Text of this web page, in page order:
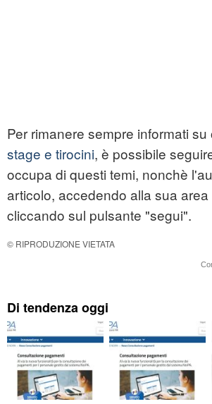
Per rimanere sempre informati
stage e tirocini, è possibile
occupa di questi temi, nonchè
articolo, accedendo alla sua
cliccando sul pulsante "segui".
© RIPRODUZIONE VIETATA
Di tendenza oggi